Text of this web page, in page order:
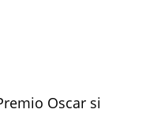
Oscar si